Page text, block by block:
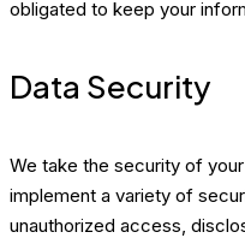
obligated to keep your
Data Security
We take the security of
implement a variety of
unauthorized access,